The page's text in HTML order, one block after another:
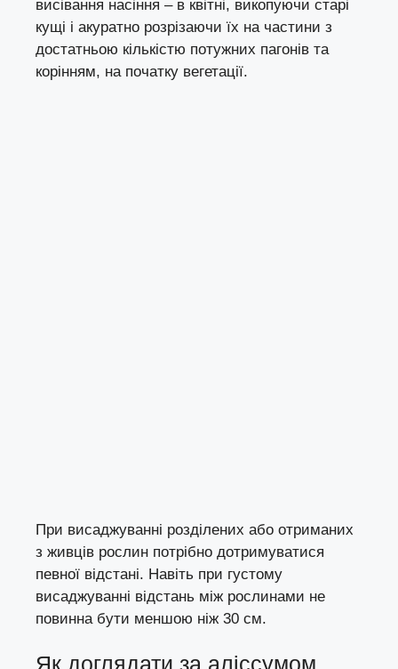
висівання насіння – в квітні, викопуючи старі
кущі і акуратно розрізаючи їх на частини з
достатньою кількістю потужних пагонів та
корінням, на початку вегетації.
При висаджуванні розділених або отриманих
з живців рослин потрібно дотримуватися
певної відстані. Навіть при густому
висаджуванні відстань між рослинами не
повинна бути меншою ніж 30 см.
Як доглядати за аліссумом